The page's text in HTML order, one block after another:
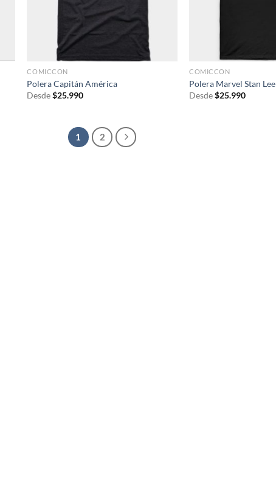
COMICCON
Polera Capitán América
Desde $25.990
COMICCON
Polera Marvel Stan Lee
Desde$25.990
1 2